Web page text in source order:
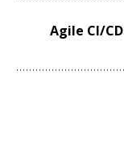
וובינר סינופסיס לתכנון שבבים במודל Agile CI/CD